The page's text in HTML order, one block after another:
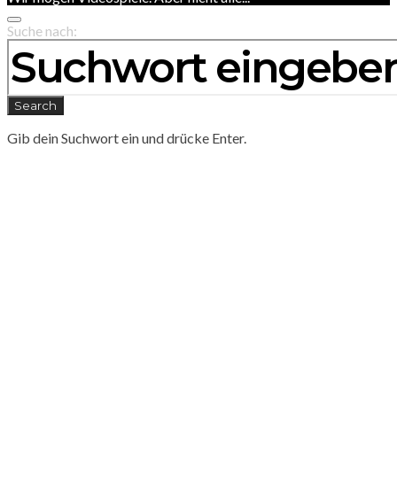
Suche nach:
Search
Gib dein Suchwort ein und drücke Enter.